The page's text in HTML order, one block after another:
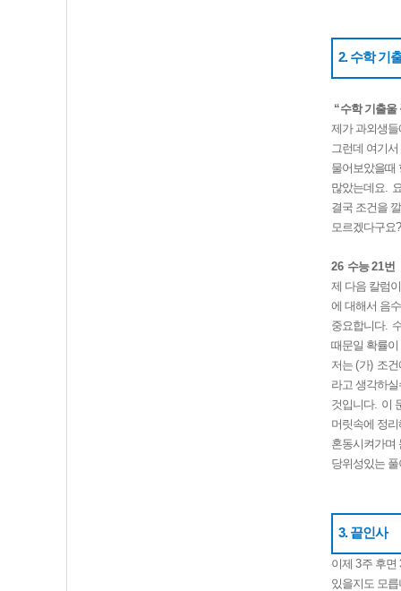
2. 수학 기
“수학 기출울
제가 과외생
그런데 여기
물어보았을때
많았는데요.
결국 조건을
모르겠다구요
26 수능21번
제 다음 칼럼
에 대해서 음
중요합니다.
때문일 확률
저는 (가) 조
라고 생각하
것입니다. 이
머릿속에 정
혼동시켜가며
당위성있는
3. 끝인사
이제 3주 후면
있을지도 모릅